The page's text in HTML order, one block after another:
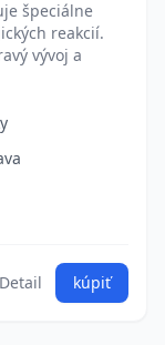
špeciálne
reakcií.
vývoj a
Detail kúpiť